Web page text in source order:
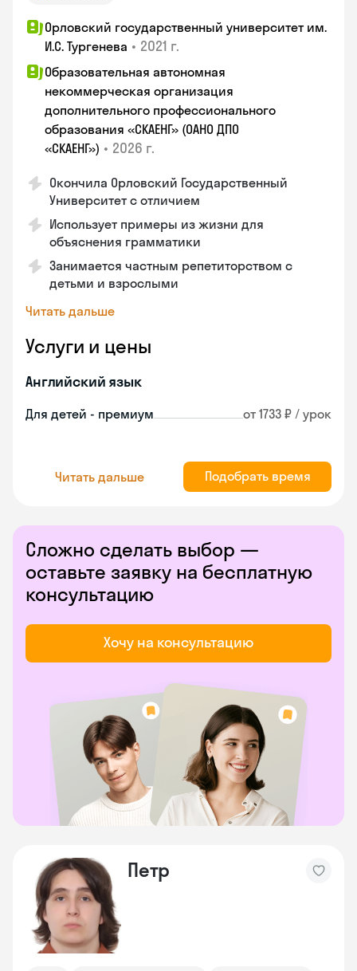
Орловский государственный университет им.
И.С. Тургенева • 2021 г.
Образовательная автономная
некоммерческая организация
дополнительного профессионального
образования «СКАЕНГ» (ОАНО ДПО
«СКАЕНГ») • 2026 г.
Окончила Орловский Государственный
Университет с отличием
Использует примеры из жизни для
объяснения грамматики
Занимается частным репетиторством с
детьми и взрослыми
Читать дальше
Услуги и цены
Английский язык
Для детей - премиум от 1733 ₽ / урок
Читать дальше Подобрать время
Сложно сделать выбор —
оставьте заявку на бесплатную
консультацию
Хочу на консультацию
Петр